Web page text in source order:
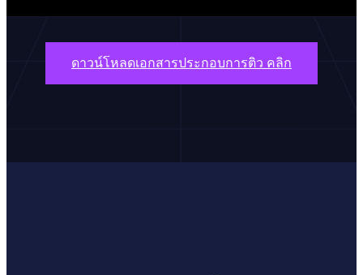
ดาวน์โหลดเอกสารประกอบการติว คลิก